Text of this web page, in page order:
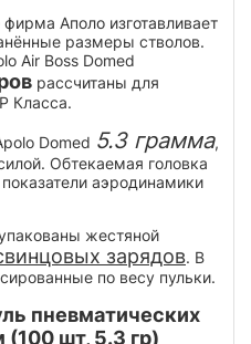
Аполо изготавливает
размеры стволов.
Air Boss Domed
рассчитаны для
Класса.
Domed 5.3 грамма,
Обтекаемая головка
аэродинамики
жестяной
зарядов. В
по весу пульки.
пневматических
шт, 5.3 гр)